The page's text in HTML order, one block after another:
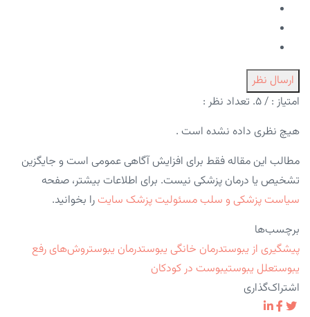
ارسال نظر
امتیاز : / ۵. تعداد نظر :
هیچ نظری داده نشده است .
مطالب این مقاله فقط برای افزایش آگاهی عمومی است و جایگزین
تشخیص یا درمان پزشکی نیست. برای اطلاعات بیشتر، صفحه
سیاست پزشکی و سلب مسئولیت پزشک سایت را بخوانید.
برچسب‌ها
پیشگیری از یبوستدرمان خانگی یبوستدرمان یبوستروش‌های رفع
یبوستعلل یبوستیبوست در کودکان
اشتراک‌گذاری